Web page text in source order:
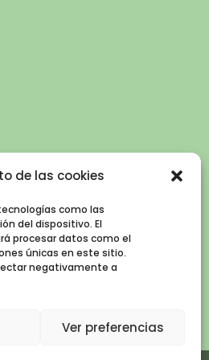
de las cookies
como las
del dispositivo. El
procesar datos como el
únicas en este sitio.
negativamente a
Ver preferencias